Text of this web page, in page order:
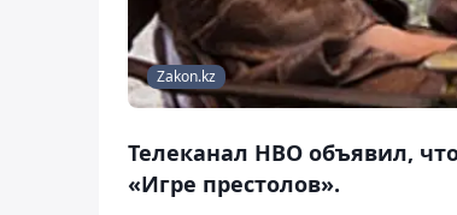
Zakon.kz
Телеканал HBO объявил,
«Игре престолов».